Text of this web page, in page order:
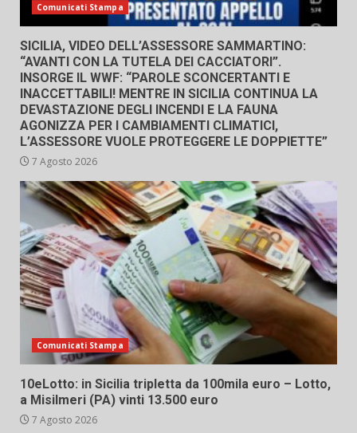
Comunicati Stampa
SICILIA, VIDEO DELL’ASSESSORE SAMMARTINO:
“AVANTI CON LA TUTELA DEI CACCIATORI”.
INSORGE IL WWF: “PAROLE SCONCERTANTI E
INACCETTABILI! MENTRE IN SICILIA CONTINUA LA
DEVASTAZIONE DEGLI INCENDI E LA FAUNA
AGONIZZA PER I CAMBIAMENTI CLIMATICI,
L’ASSESSORE VUOLE PROTEGGERE LE DOPPIETTE”
7 Agosto 2026
Comunicati Stampa
10eLotto: in Sicilia tripletta da 100mila euro – Lotto,
a Misilmeri (PA) vinti 13.500 euro
7 Agosto 2026